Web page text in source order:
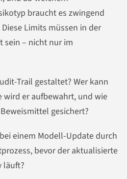
braucht es zwingend
Limits müssen in der
sein – nicht nur im
Trail gestaltet? Wer kann
wird er aufbewahrt, und wie
gesichert?
einem Modell-Update durch
bevor der aktualisierte
läuft?